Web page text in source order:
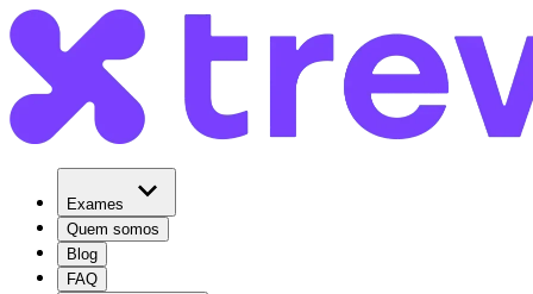
Exames
Quem somos
Blog
FAQ